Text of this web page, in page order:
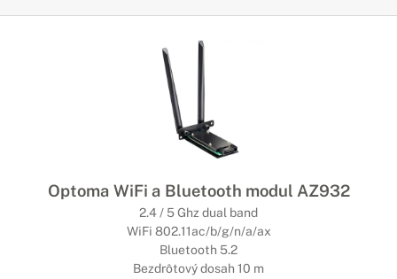
Optoma WiFi a Bluetooth modul AZ932
2.4 / 5 Ghz dual band
WiFi 802.11ac/b/g/n/a/ax
Bluetooth 5.2
Bezdrôtový dosah 10 m